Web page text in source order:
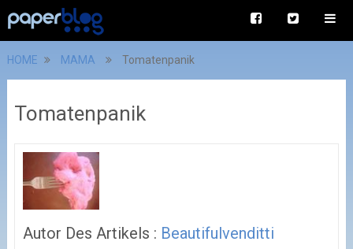
HOME MAMA Tomatenpanik
Tomatenpanik
Autor Des Artikels : Beautifulvenditti